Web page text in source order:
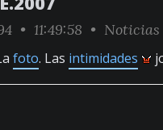
• 11:49:58 • Noticias
foto. Las intimidades